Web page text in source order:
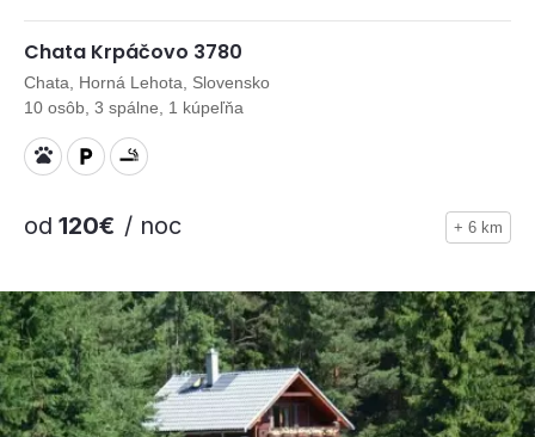
Chata Krpáčovo 3780
Chata, Horná Lehota, Slovensko
10 osôb, 3 spálne, 1 kúpeľňa
od 120€ / noc + 6 km